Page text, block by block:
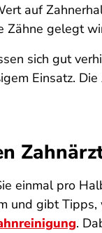
auf
gelegt
sich gut
Einsatz.
einmal pro
und gibt
.